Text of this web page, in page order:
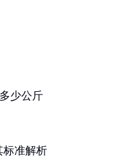
少公斤
标准解析